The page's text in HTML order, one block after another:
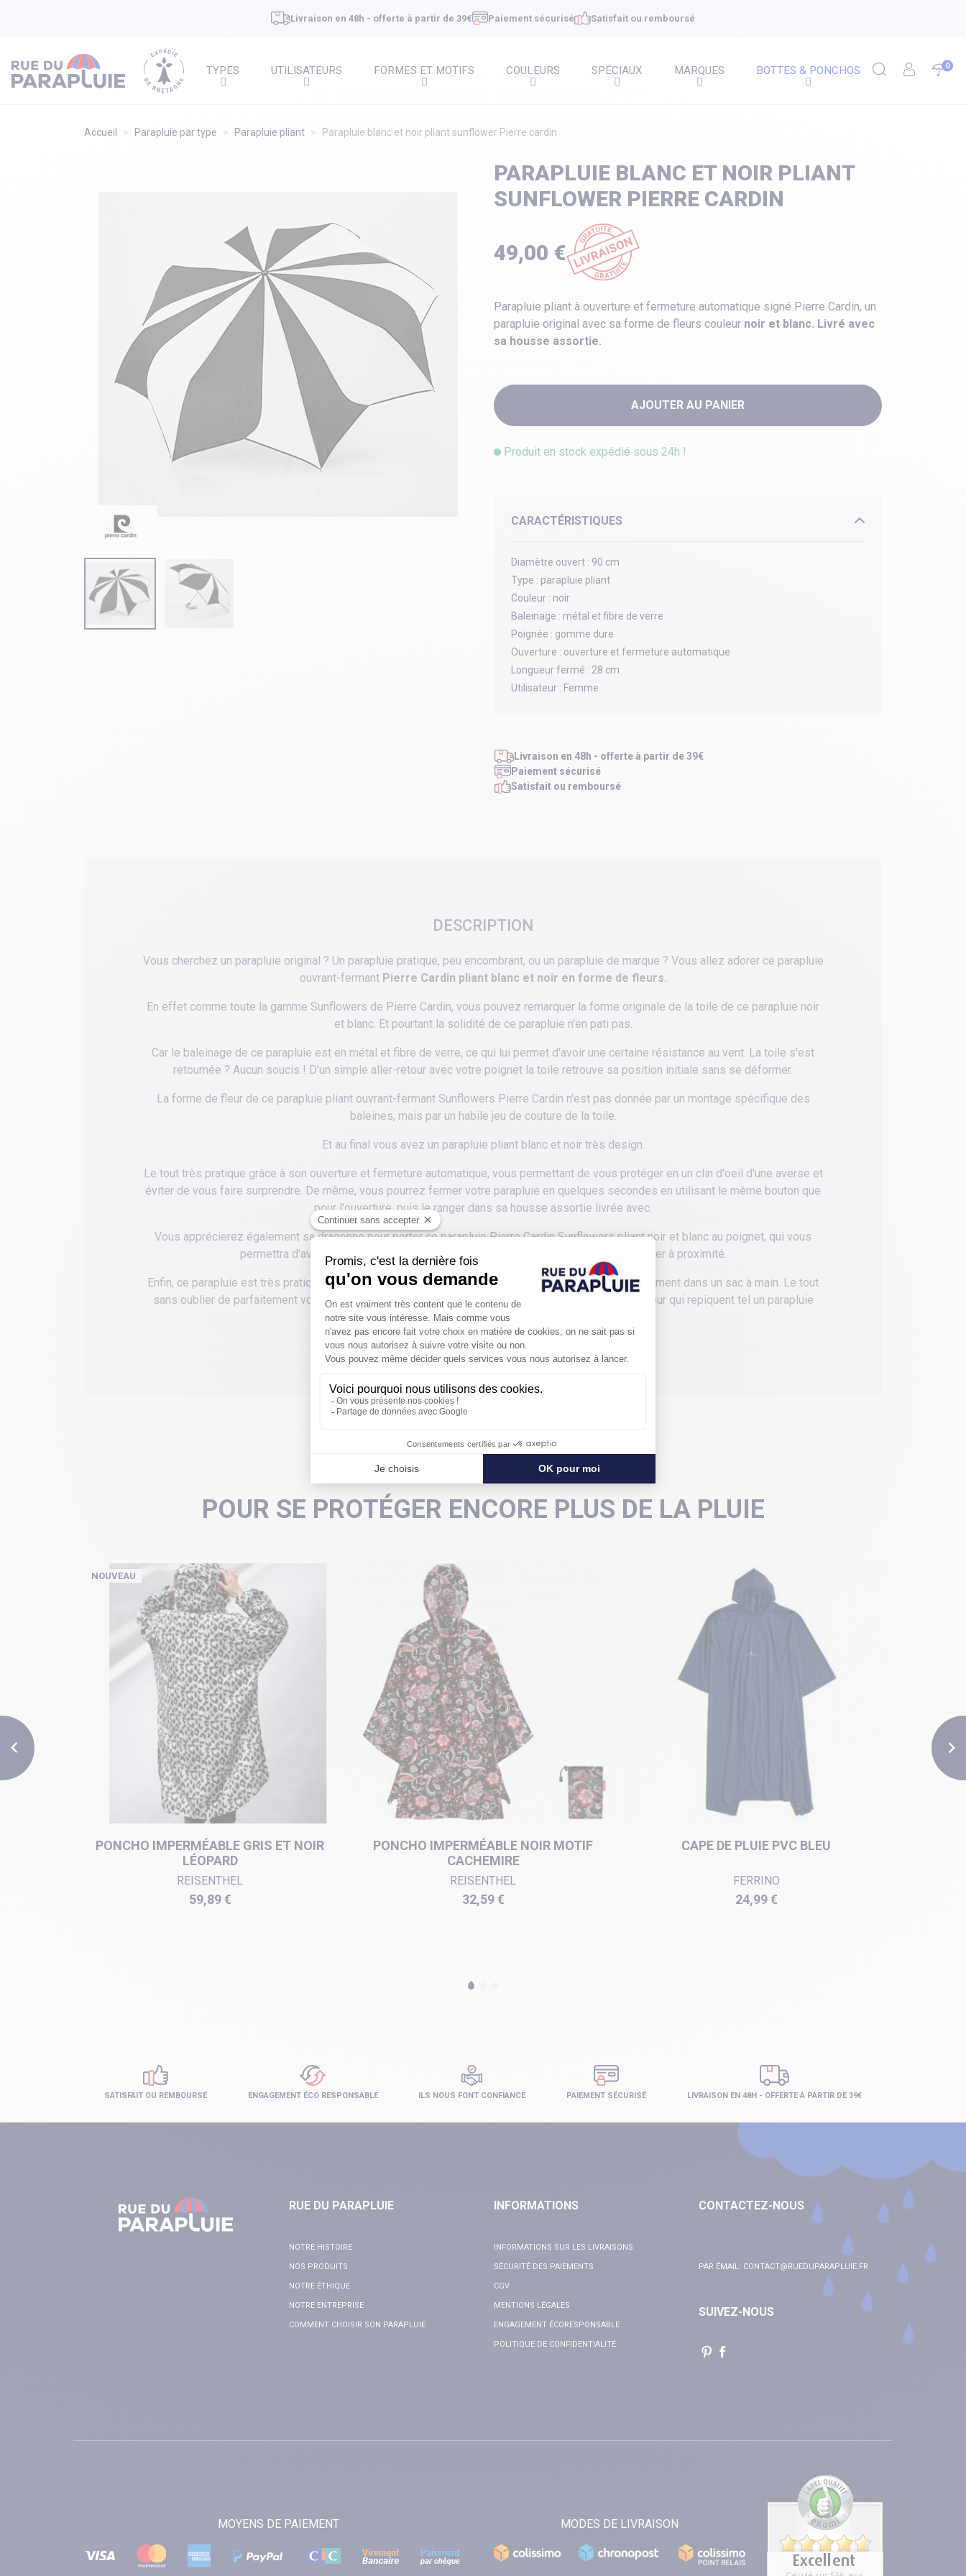
Livraison en 48h - offerte à partir de 39€ Paiement sécurisé Satisfait ou remboursé
0
TYPES UTILISATEURS FORMES ET MOTIFS COULEURS SPÉCIAUX MARQUES BOTTES & PONCHOS
Accueil Parapluie par type Parapluie pliant Parapluie blanc et noir pliant sunflower Pierre cardin
PARAPLUIE BLANC ET NOIR PLIANT
SUNFLOWER PIERRE CARDIN
49,00 €
Parapluie pliant à ouverture et fermeture automatique signé Pierre Cardin, un
parapluie original avec sa forme de fleurs couleur noir et blanc. Livré avec
sa housse assortie.
AJOUTER AU PANIER
Produit en stock expédié sous 24h !
CARACTÉRISTIQUES
Diamètre ouvert : 90 cm
Type : parapluie pliant
Couleur : noir
Baleinage : métal et fibre de verre
Poignée : gomme dure
Ouverture : ouverture et fermeture automatique
Longueur fermé : 28 cm
Utilisateur : Femme
Livraison en 48h - offerte à partir de 39€
Paiement sécurisé
Satisfait ou remboursé
DESCRIPTION
Vous cherchez un parapluie original ? Un parapluie pratique, peu encombrant, ou un parapluie de marque ? Vous allez adorer ce parapluie
ouvrant-fermantPierre Cardin pliant blanc et noir en forme de fleurs.
En effet comme toute la gamme Sunflowers de Pierre Cardin, vous pouvez remarquer la forme originale de la toile de ce parapluie noir
et blanc. Et pourtant la solidité de ce parapluie n'en pati pas.
Car le baleinage de ce parapluie est en métal et fibre de verre, ce qui lui permet d'avoir une certaine résistance au vent. La toile s'est
retournée ? Aucun soucis ! D'un simple aller-retour avec votre poignet la toile retrouve sa position initiale sans se déformer.
La forme de fleur de ce parapluie pliant ouvrant-fermant Sunflowers Pierre Cardin n'est pas donnée par un montage spécifique des
baleines, mais par un habile jeu de couture de la toile.
Et au final vous avez un parapluie pliant blanc et noir très design.
Le tout très pratique grâce à son ouverture et fermeture automatique, vous permettant de vous protéger en un clin d'oeil d'une averse et
éviter de vous faire surprendre. De même, vous pourrez fermer votre parapluie en quelques secondes en utilisant le même bouton que
pour l'ouverture, puis le ranger dans sa housse assortie livrée avec.
Vous apprécierez également sa dragonne pour porter ce parapluie Pierre Cardin Sunflowers pliant noir et blanc au poignet, qui vous
permettra d'avoir les deux mains libres si vous avez le besoin ou l'envie de le garder à proximité.
Enfin, ce parapluie est très pratique avec ses seulement 28 cm de longueur fermé, il se rangera facilement dans un sac à main. Le tout
sans oublier de parfaitement vous protéger grâce à une envergure de 90 cm et les "pétales" de la fleur qui repiquent tel un parapluie
cloche.
POUR SE PROTÉGER ENCORE PLUS DE LA PLUIE

PONCHO IMPERMÉABLE GRIS ET NOIR
LÉOPARD
REISENTHEL
Prix
59,89 €
NOUVEAU
PONCHO IMPERMÉABLE NOIR MOTIF
CACHEMIRE
REISENTHEL
Prix
32,59 €
CAPE DE PLUIE PVC BLEU
FERRINO
Prix
24,99 €

LIVRAISON EN 48H - OFFERTE À PARTIR DE 39€
PAIEMENT SÉCURISÉ
SATISFAIT OU REMBOURSÉ ENGAGEMENT ÉCO RESPONSABLE ILS NOUS FONT CONFIANCE
RUE DU PARAPLUIE
NOTRE HISTOIRE
NOS PRODUITS
NOTRE ÉTHIQUE
NOTRE ENTREPRISE
COMMENT CHOISIR SON PARAPLUIE
INFORMATIONS
INFORMATIONS SUR LES LIVRAISONS
SÉCURITÉ DES PAIEMENTS
CGV
MENTIONS LÉGALES
ENGAGEMENT ÉCORESPONSABLE
POLITIQUE DE CONFIDENTIALITÉ
CONTACTEZ-NOUS
PAR ÉMAIL: CONTACT@RUEDUPARAPLUIE.FR
SUIVEZ-NOUS
MOYENS DE PAIEMENT MODES DE LIVRAISON